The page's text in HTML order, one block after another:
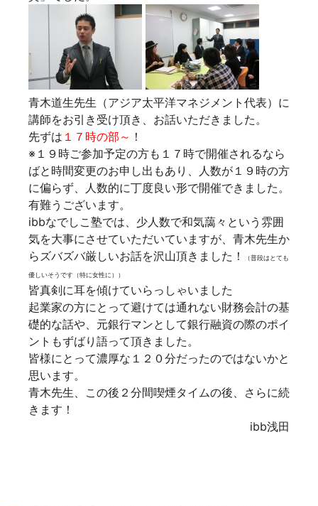
青木道生先生（アジア太平洋マネジメント代表）に
講師をお引き受け頂き、お話いただきました。
先ずは １７時の部～ ！
※１９時ご参加予定の方も１７時で開催されるなら
ばと時間変更のお申し出もあり、人数が１９時の方
に偏らず、人数的に丁度良い形で開催できました。
有難うございます。
ibbなでしこ塾では、少人数で和気藹々という雰囲
気を大事にさせていただいていますが、青木先生か
らズバズバ厳しいお話を沢山頂きました！
（普段はとても
優しいそうです（特に女性に））
皆真剣に耳を傾けていらっしゃいました
起業家の方にとって避けては通れない財務会計の基
礎的な話や、元銀行マンとして銀行融資の際のポイ
ントもずばり語って頂きました。
皆様にとって濃厚な１２０分だったのではないかと
思います。
青木先生、この後２分間喫煙タイムの後、さらに続
きます！
ibb浅田